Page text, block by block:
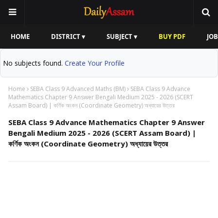
HOME DISTRICT ▾ SUBJECT ▾ BUY PDF
No subjects found. Create Your Profile
Home SEBA Class 9 Advanced Maths (BM)
SEBA Class 9 Advance
Mathematics Chapter 9 Answer Bengali Medium 2025 - 2026 (SCERT
Assam Board) | কৰ্ণিক অংকন (Coordinate Geometry) অধ্যায়ের উত্তর
SEBA Class 9 Advance Mathematics Chapter 9 Answer
Bengali Medium 2025 - 2026 (SCERT Assam Board) |
কৰ্ণিক অংকন (Coordinate Geometry) অধ্যায়ের উত্তর